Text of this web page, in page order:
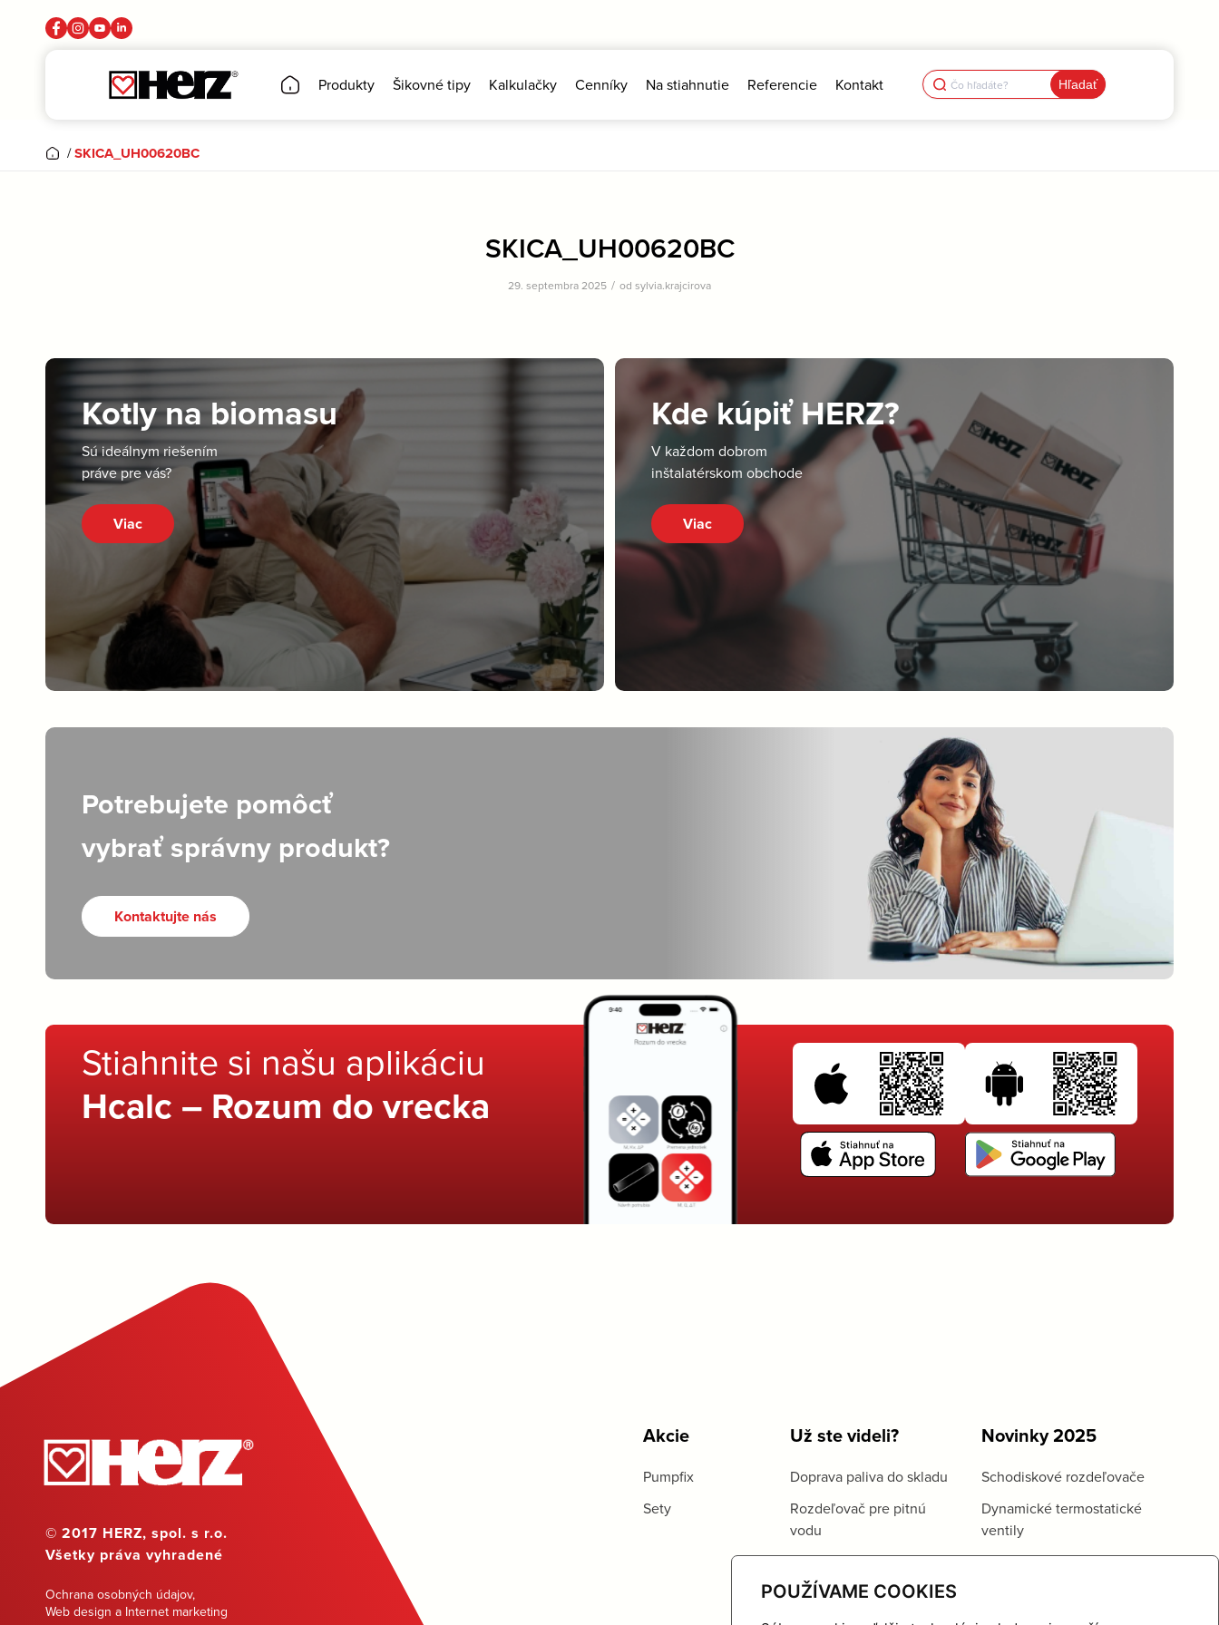
POUŽÍVAME COOKIES
Produkty Šikovné tipy Kalkulačky Cenníky Na stiahnutie Referencie Kontakt Search
for:
/SKICA_UH00620BC
SKICA_UH00620BC
29. septembra 2025 / od sylvia.krajcirova
Kotly na biomasu
Sú ideálnym riešením
práve pre vás?
Viac
Kde kúpiť HERZ?
V každom dobrom
inštalatérskom obchode
Viac
Potrebujete pomôcť
vybrať správny produkt?
Kontaktujte nás
Stiahnite si našu aplikáciu
Hcalc – Rozum do vrecka
© 2017 HERZ, spol. s r.o.
Všetky práva vyhradené
Ochrana osobných údajov,
Web design a Internet marketing
Akcie
Pumpfix
Sety
Už ste videli?
Doprava paliva do skladu
Rozdeľovač pre pitnú
vodu
Novinky 2025
Schodiskové rozdeľovače
Dynamické termostatické
ventily